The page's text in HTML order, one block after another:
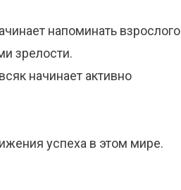
напоминать взрослого
зрелости.
начинает активно
успеха в этом мире.